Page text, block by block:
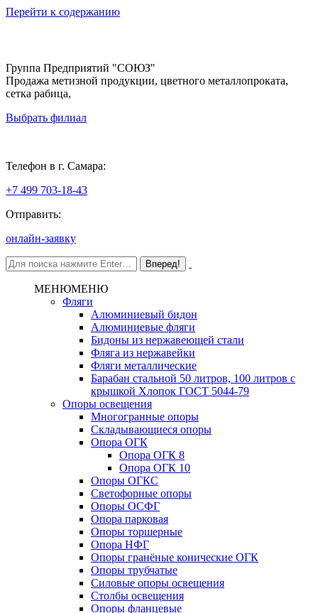
Перейти к содержанию
Группа Предприятий "СОЮЗ"
Продажа метизной продукции, цветного металлопроката,
сетка рабица,
Выбрать филиал
Телефон в г. Самара:
+7 499 703-18-43
Отправить:
онлайн-заявку
МЕНЮМЕНЮ
Фляги
Алюминиевый бидон
Алюминиевые фляги
Бидоны из нержавеющей стали
Фляга из нержавейки
Фляги металлические
Барабан стальной 50 литров, 100 литров с
крышкой Хлопок ГОСТ 5044-79
Опоры освещения
Многогранные опоры
Складывающиеся опоры
Опора ОГК
Опора ОГК 8
Опора ОГК 10
Опоры ОГКС
Светофорные опоры
Опоры ОСФГ
Опора парковая
Опоры торшерные
Опора НФГ
Опоры гранёные конические ОГК
Опоры трубчатые
Силовые опоры освещения
Столбы освещения
Опоры фланцевые